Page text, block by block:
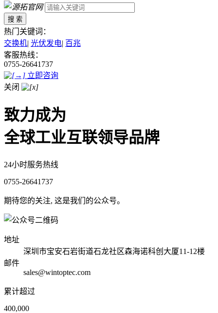
搜 索
热门关键词：
交换机| 光伏发电| 百兆
客服热线：
0755-26641737
立即咨询
关闭
致力成为
全球工业互联领导品牌
24小时服务热线
0755-26641737
期待您的关注, 这是我们的公众号。
地址
深圳市宝安石岩街道石龙社区森海诺科创大厦11-12楼
邮件
sales@wintoptec.com
累计超过
400,000